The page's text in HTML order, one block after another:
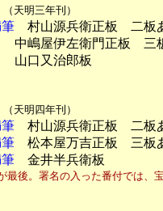
（天明三年刊）
村山源兵衛正板　二板
伊左衛門正板　三
又治郎板
（天明四年刊）
村山源兵衛正板　二板
松本屋万吉正板　三板
金井半兵衛板
。署名の入った番付では、宝